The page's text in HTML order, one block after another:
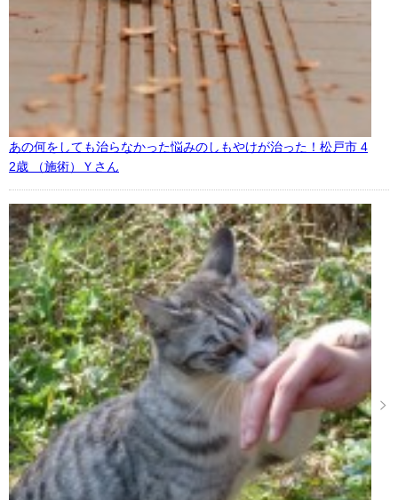
あの何をしても治らなかった悩みのしもやけが治った！松戸市 4
2歳 （施術）Ｙさん